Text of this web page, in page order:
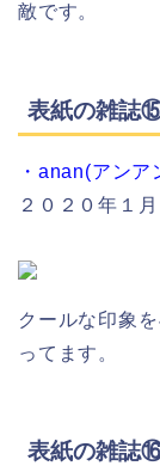
敵です。
表紙の雑誌
・anan(アン
２０２０年１
クールな印象
ってます。
表紙の雑誌